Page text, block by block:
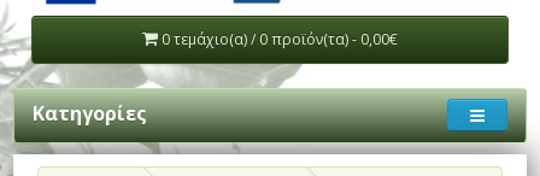
0 τεμάχιο(α) / 0 προϊόν(τα) - 0,00€
Κατηγορίες